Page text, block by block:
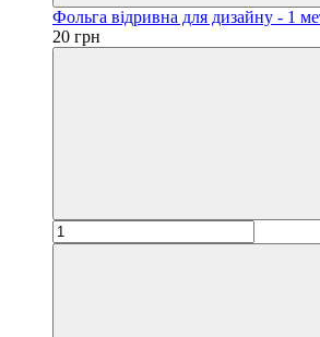
Фольга відривна для дизайну - 1
20 грн